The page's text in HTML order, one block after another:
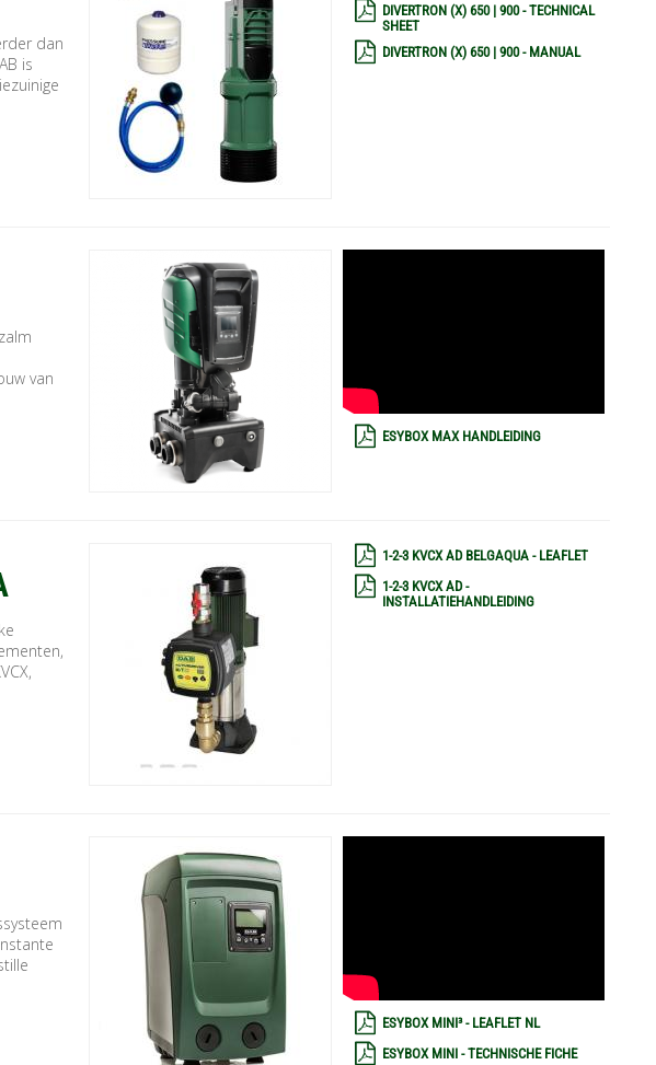
dan
is
DIVERTRON (X) 650 | 900 - TECHNICAL
SHEET
DIVERTRON (X) 650 | 900 - MANUAL
van
ESYBOX MAX HANDLEIDING
1-2-3 KVCX AD BELGAQUA - LEAFLET
1-2-3 KVCX AD -
INSTALLATIEHANDLEIDING
ESYBOX MINI³ - LEAFLET NL
ESYBOX MINI - TECHNISCHE FICHE